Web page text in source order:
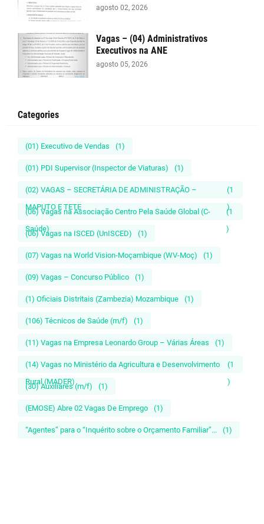
agosto 02, 2026
Vagas – (04) Administrativos
Executivos na ANE
agosto 05, 2026
Categories
(01) Executivo de Vendas (1)
(01) PDI Supervisor (Inspector de Viaturas) (1)
(02) VAGAS – SECRETÁRIA DE ADMINISTRAÇÃO –
MAPUTO E TETE
(1
)
(06) Vagas na Associação Centro Pela Saúde Global (C-
Saúde)
(1
)
(06) Vagas na ISCED (UnISCED) (1)
(07) Vagas na World Vision-Moçambique (WV-Moç) (1)
(09) Vagas – Concurso Público (1)
(1) Oficiais Distritais (Zambezia) Mozambique (1)
(106) Técnicos de Saúde (m/f) (1)
(11) Vagas na Empresa Leonardo Group – Várias Áreas (1)
(14) Vagas no Ministério da Agricultura e Desenvolvimento
Rural (MADER)
(1
)
(30) Auxiliares (m/f) (1)
(EMOSE) Abre 02 Vagas De Emprego (1)
“Agentes” para o “Inquérito sobre o Orçamento Familiar”... (1)